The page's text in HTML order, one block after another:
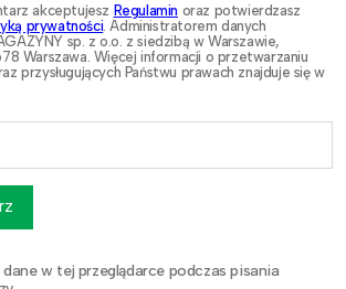
akceptujesz Regulamin oraz potwierdzasz
prywatności. Administratorem danych
sp. z o.o. z siedzibą w Warszawie,
Warszawa. Więcej informacji o przetwarzaniu
przysługujących Państwu prawach znajduje się w
w tej przeglądarce podczas pisania